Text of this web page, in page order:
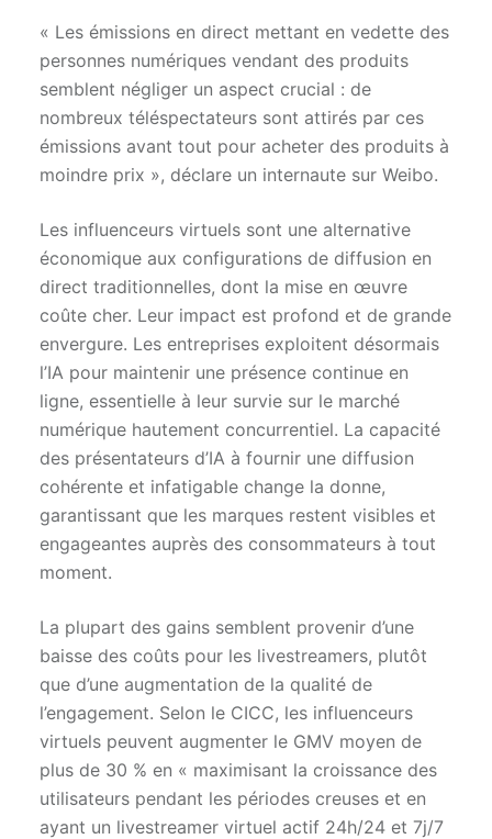
« Les émissions en direct mettant en vedette des
personnes numériques vendant des produits
semblent négliger un aspect crucial : de
nombreux téléspectateurs sont attirés par ces
émissions avant tout pour acheter des produits à
moindre prix », déclare un internaute sur Weibo.
Les influenceurs virtuels sont une alternative
économique aux configurations de diffusion en
direct traditionnelles, dont la mise en œuvre
coûte cher. Leur impact est profond et de grande
envergure. Les entreprises exploitent désormais
l’IA pour maintenir une présence continue en
ligne, essentielle à leur survie sur le marché
numérique hautement concurrentiel. La capacité
des présentateurs d’IA à fournir une diffusion
cohérente et infatigable change la donne,
garantissant que les marques restent visibles et
engageantes auprès des consommateurs à tout
moment.
La plupart des gains semblent provenir d’une
baisse des coûts pour les livestreamers, plutôt
que d’une augmentation de la qualité de
l’engagement. Selon le CICC, les influenceurs
virtuels peuvent augmenter le GMV moyen de
plus de 30 % en « maximisant la croissance des
utilisateurs pendant les périodes creuses et en
ayant un livestreamer virtuel actif 24h/24 et 7j/7